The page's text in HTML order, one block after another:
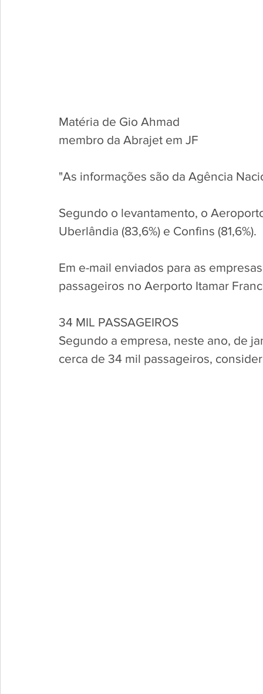
Matéria de Gio Ahmad
membro da Abrajet em JF
"As informações são da Agência
Segundo o levantamento, o
Uberlândia (83,6%) e Confins (81,6%).
Em e-mail enviados para as
passageiros no Aerporto Itamar
34 MIL PASSAGEIROS
Segundo a empresa, neste ano, de
cerca de 34 mil passageiros,